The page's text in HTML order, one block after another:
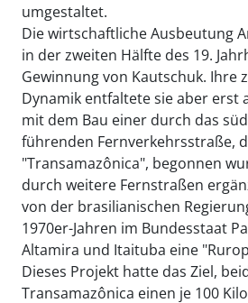
umgestaltet.
Die wirtschaftliche Ausbeutung
in der zweiten Hälfte des 19.
Gewinnung von Kautschuk. Ihre
Dynamik entfaltete sie aber erst
mit dem Bau einer durch das
führenden Fernverkehrsstraße,
"Transamazônica", begonnen
durch weitere Fernstraßen
von der brasilianischen
1970er-Jahren im Bundesstaat
Altamira und Itaituba eine
Dieses Projekt hatte das Ziel,
Transamazônica einen je 100